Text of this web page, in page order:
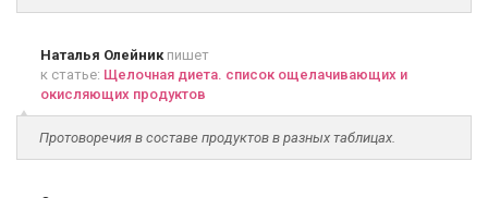
Наталья Олейникпишет
к статье: Щелочная диета. список ощелачивающих и
окисляющих продуктов
Протоворечия в составе продуктов в разных таблицах.